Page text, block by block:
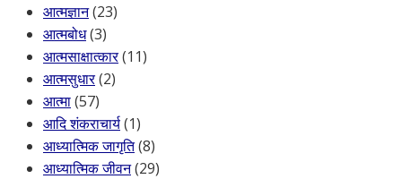
आत्मज्ञान(23)
आत्मबोध(3)
आत्मसाक्षात्कार(11)
आत्मसुधार(2)
आत्मा(57)
आदि शंकराचार्य(1)
आध्यात्मिक जागृति(8)
आध्यात्मिक जीवन(29)